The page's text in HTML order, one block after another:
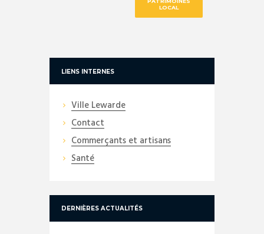
LOCAL
LIENS INTERNES
Ville Lewarde
Contact
Commerçants et artisans
Santé
DERNIÈRES ACTUALITÉS